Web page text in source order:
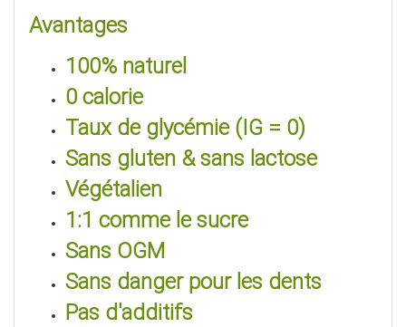
Avantages
100% naturel
0 calorie
Taux de glycémie (IG = 0)
Sans gluten & sans lactose
Végétalien
1:1 comme le sucre
Sans OGM
Sans danger pour les dents
Pas d'additifs